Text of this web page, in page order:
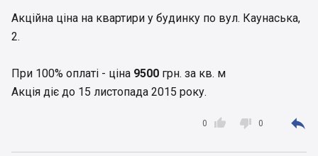
Акційна ціна на квартири у будинку по вул. Каунаська,
2.
При 100% оплаті - ціна 9500 грн. за кв. м
Акція діє до 15 листопада 2015 року.

0  0 